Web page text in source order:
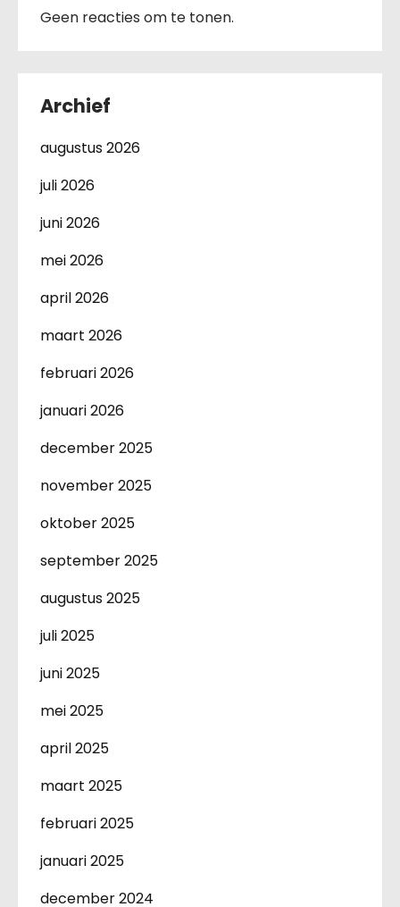
Geen reacties om te tonen.
Archief
augustus 2026
juli 2026
juni 2026
mei 2026
april 2026
maart 2026
februari 2026
januari 2026
december 2025
november 2025
oktober 2025
september 2025
augustus 2025
juli 2025
juni 2025
mei 2025
april 2025
maart 2025
februari 2025
januari 2025
december 2024